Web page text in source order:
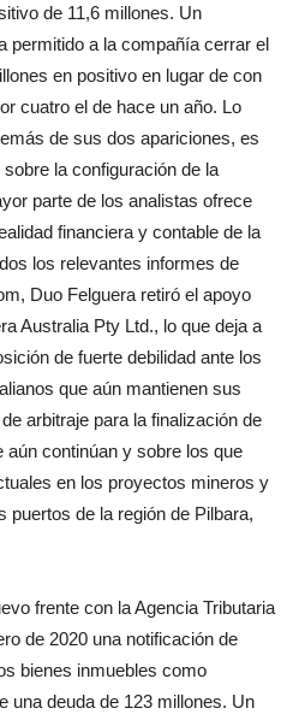
de 11,6 millones. Un
permitido a la compañía cerrar el
en positivo en lugar de con
cuatro el de hace un año. Lo
de sus dos apariciones, es
la configuración de la
parte de los analistas ofrece
financiera y contable de la
los relevantes informes de
Duo Felguera retiró el apoyo
Australia Pty Ltd., lo que deja a
de fuerte debilidad ante los
que aún mantienen sus
arbitraje para la finalización de
aún continúan y sobre los que
en los proyectos mineros y
de la región de Pilbara,
frente con la Agencia Tributaria
de 2020 una notificación de
bienes inmuebles como
una deuda de 123 millones. Un